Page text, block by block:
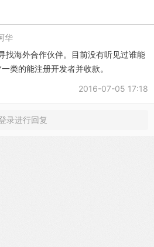
华
找海外合作伙伴。目前没有听见过谁能
类的能注册开发者并收款。
2016-07-05 17:18
录进行回复